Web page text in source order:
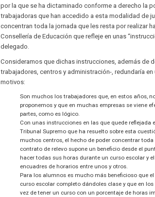
por la que se ha dictaminado conforme a derecho la
trabajadoras que han accedido a esta modalidad de
concentran toda la jornada que les resta por realizar
Consellería de Educación que refleje en unas
delegado.
Consideramos que dichas instrucciones, además de
trabajadores, centros y administración-, redundaría
motivos:
Son muchos los trabajadores que, en estos años,
proponemos y que en muchas empresas se viene
partes, como es lógico.
Con unas instrucciones en las que quede
Tribunal Supremo que ha resuelto sobre esta
muchos centros, el hecho de poder concentrar
contrato de relevo supone un beneficio desde el
hacer todas sus horas durante un curso escolar y
encuadres de horarios entre unos y otros.
Para los alumnos es mucho más beneficioso que
curso escolar completo dándoles clase y que en
vez de tener un curso con un porcentaje de horas